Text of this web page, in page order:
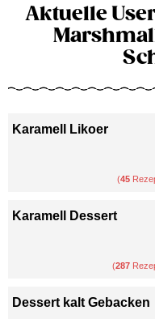
Aktuelle
Karamell Likoer
(45
Karamell Dessert
(287
Dessert kalt Gebacken